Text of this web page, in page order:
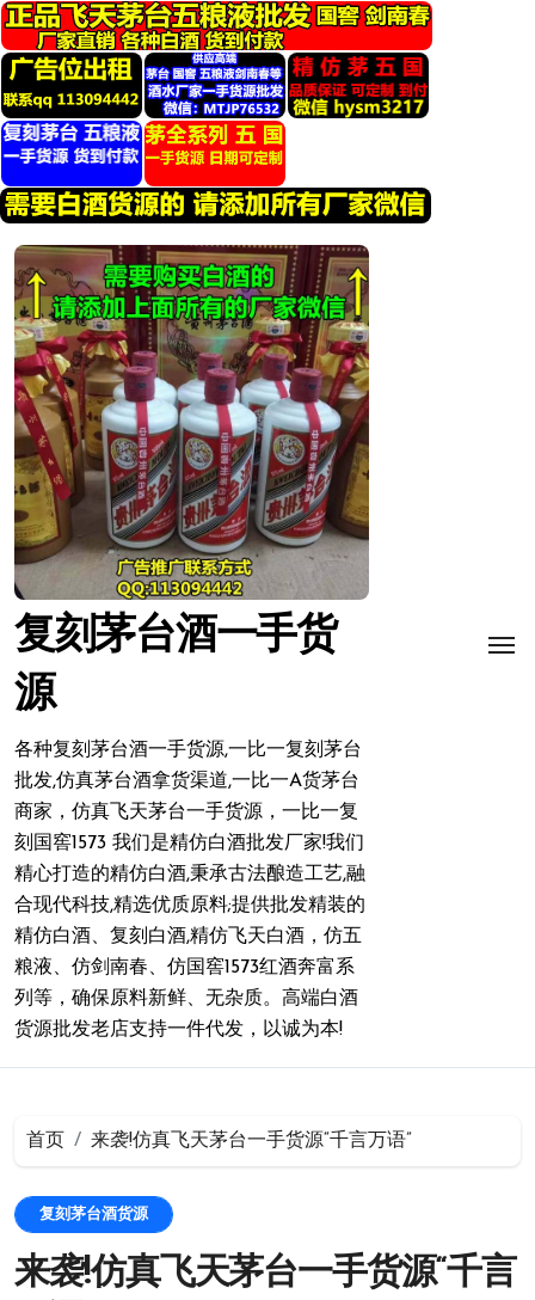
转
到
内
容
复刻茅台酒一手货
源
各种复刻茅台酒一手货源,一比一复刻茅台
批发,仿真茅台酒拿货渠道,一比一A货茅台
商家，仿真飞天茅台一手货源，一比一复
刻国窖1573 我们是精仿白酒批发厂家!我们
精心打造的精仿白酒,秉承古法酿造工艺,融
合现代科技,精选优质原料;提供批发精装的
精仿白酒、复刻白酒,精仿飞天白酒，仿五
粮液、仿剑南春、仿国窖1573红酒奔富系
列等，确保原料新鲜、无杂质。高端白酒
货源批发老店支持一件代发，以诚为本!
首页 来袭!仿真飞天茅台一手货源“千言万语”
复刻茅台酒货源
来袭!仿真飞天茅台一手货源“千言